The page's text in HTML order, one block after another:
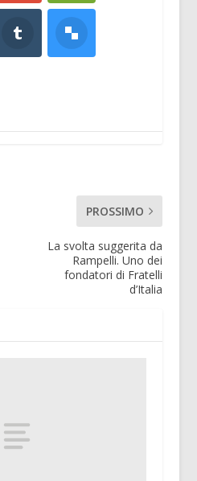
PROSSIMO
La svolta suggerita da
Rampelli. Uno dei
fondatori di Fratelli
d’Italia